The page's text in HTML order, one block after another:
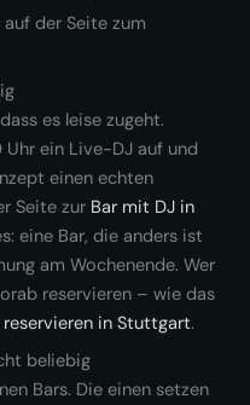
der Seite zum
es leise zugeht.
ein Live-DJ auf und
einen echten
Seite zur Bar mit DJ in
eine Bar, die anders ist
am Wochenende. Wer
reservieren – wie das
reservieren in Stuttgart.
beliebig
Bars. Die einen setzen